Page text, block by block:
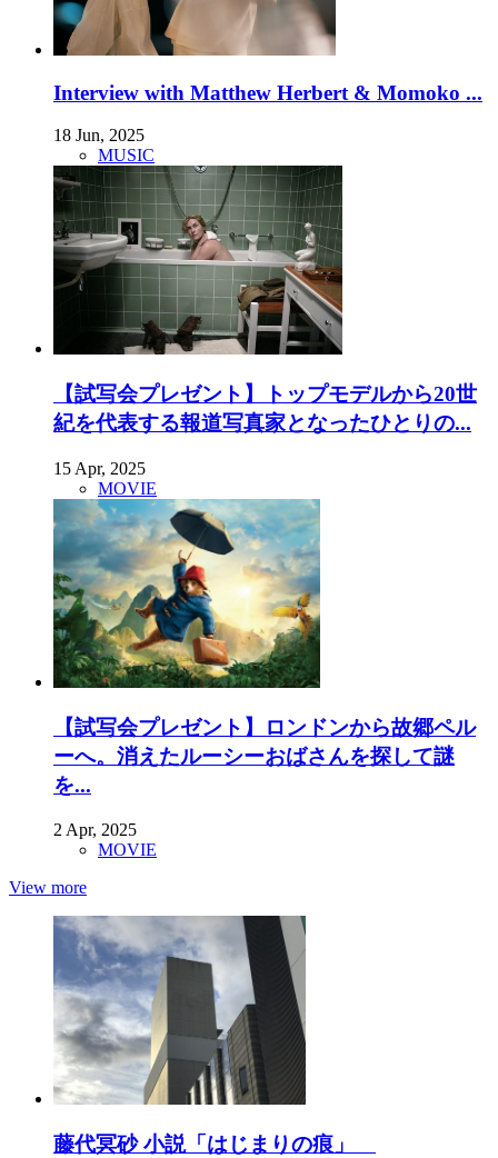
Interview with Matthew Herbert & Momoko ...
18 Jun, 2025
MUSIC
【試写会プレゼント】トップモデルから20世
紀を代表する報道写真家となったひとりの...
15 Apr, 2025
MOVIE
【試写会プレゼント】ロンドンから故郷ペル
ーへ。消えたルーシーおばさんを探して謎
を...
2 Apr, 2025
MOVIE
View more
藤代冥砂 小説「はじまりの痕」